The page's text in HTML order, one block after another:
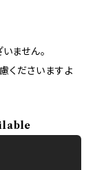
ません。
くださいますよ